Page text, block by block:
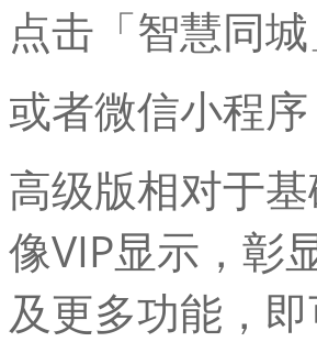
点击「智慧同
或者微信小程
高级版相对于
像VIP显示，彰
及更多功能，